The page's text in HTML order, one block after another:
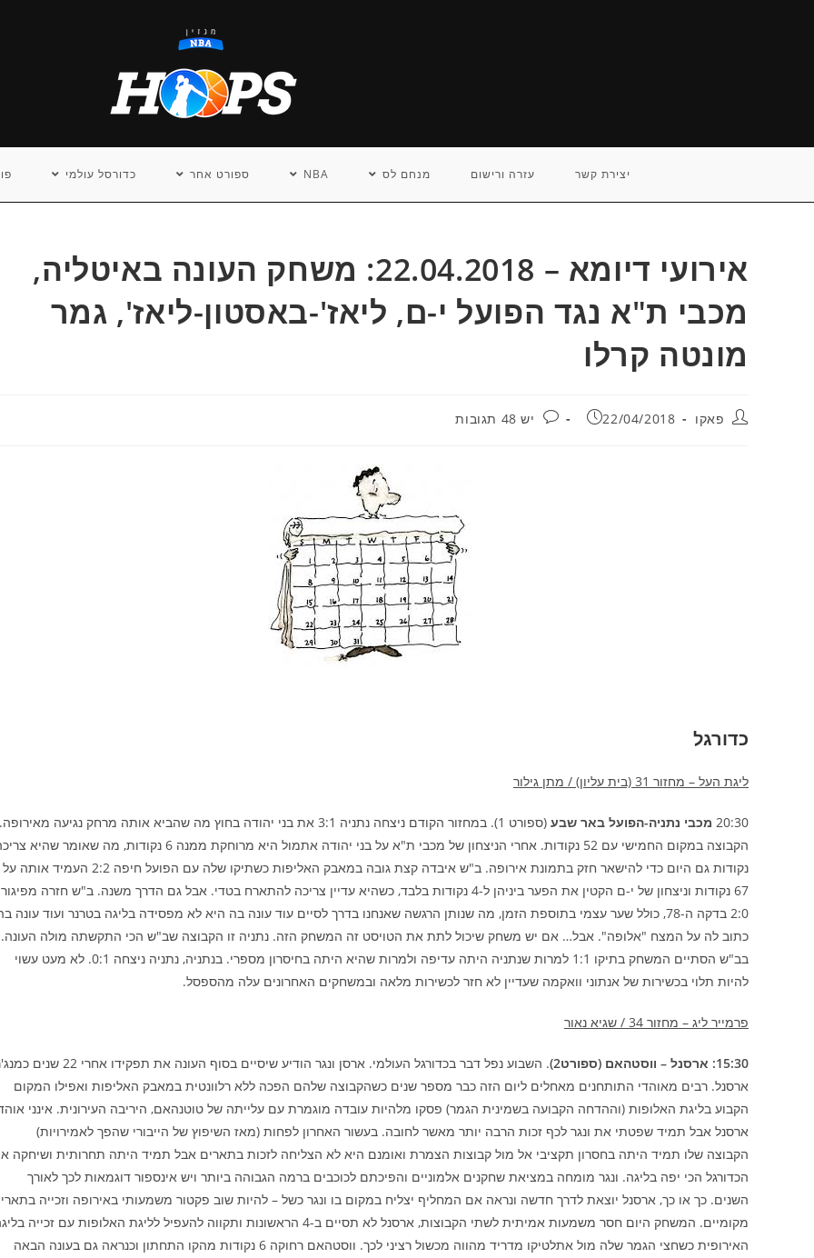
יצירת קשר עזרה ורישום מנחם לס NBA ספורט אחר כדורסל עולמי
אירועי דיומא – 22.04.2018: משחק העונה באיטליה,
מכבי ת"א נגד הפועל י-ם, ליאז'-באסטון-ליאז', גמר
מונטה קרלו
מחבר:
פאקו פורסם:
22/04/2018 תגובות:
יש 48 תגובות
כדורגל
ליגת העל – מחזור 31 (בית עליון) / מתן גילור
20:30 מכבי נתניה-הפועל באר שבע
(ספורט 1). במחזור הקודם ניצחה נתניה 3:1 את בני יהודה בחוץ מה שהביא אותה מרחק נגיעה מאירופה.
הקבוצה במקום החמישי עם 52 נקודות. אחרי הניצחון של מכבי ת"א על בני יהודה אתמול היא מרוחקת ממנה 6 נקודות, מה שאומר שהיא
נקודות גם היום כדי להישאר חזק בתמונת אירופה. ב"ש איבדה קצת גובה במאבק האליפות כשתיקו שלה עם הפועל חיפה 2:2 העמיד אותה על
67 נקודות וניצחון של י-ם הקטין את הפער ביניהן ל-4 נקודות בלבד, כשהיא עדיין צריכה להתארח בטדי. אבל גם הדרך משנה. ב"ש חזרה מפיגור
2:0 בדקה ה-78, כולל שער עצמי בתוספת הזמן, מה שנותן הרגשה שאנחנו בדרך לסיים עוד עונה בה היא לא מפסידה בליגה בטרנר ועוד עונה
כתוב לה על המצח "אלופה". אבל… אם יש משחק שיכול לתת את הטויסט זה המשחק הזה. נתניה זו הקבוצה שב"ש הכי התקשתה מולה העונה.
בב"ש הסתיים המשחק בתיקו 1:1 למרות שנתניה היתה עדיפה ולמרות שהיא היתה בחיסרון מספרי. בנתניה, נתניה ניצחה 0:1. לא מעט עשוי
להיות תלוי בכשירות של אנתוני וואקמה שעדיין לא חזר לכשירות מלאה ובמשחקים האחרונים עלה מהספסל.
פרמייר ליג – מחזור 34 / שגיא נאור
15:30: ארסנל – ווסטהאם (ספורט2)
. השבוע נפל דבר בכדורגל העולמי. ארסן ונגר הודיע שיסיים בסוף העונה את תפקידו אחרי
ארסנל. רבים מאוהדי התותחנים מאחלים ליום הזה כבר מספר שנים כשהקבוצה שלהם הפכה ללא רלוונטית במאבק האליפות ואפילו המקום
הקבוע בליגת האלופות (וההדחה הקבועה בשמינית הגמר) פסקו מלהיות עובדה מוגמרת עם עלייתה של טוטנהאם, היריבה העירונית. אינני
ארסנל אבל תמיד שפטתי את ונגר לכף זכות הרבה יותר מאשר לחובה. בעשור האחרון לפחות (מאז השיפוץ של הייבורי שהפך לאמירויות)
הקבוצה שלו תמיד היתה בחסרון תקציבי אל מול קבוצות הצמרת ואומנם היא לא הצליחה לזכות בתארים אבל תמיד היתה תחרותית ושיחקה
הכדורגל הכי יפה בליגה. ונגר מומחה במציאת שחקנים אלמוניים והפיכתם לכוכבים ברמה הגבוהה ביותר ויש אינספור דוגמאות לכך לאורך
השנים. כך או כך, ארסנל יוצאת לדרך חדשה ונראה אם המחליף יצליח במקום בו ונגר כשל – להיות שוב פקטור משמעותי באירופה וזכייה
מקומיים. המשחק היום חסר משמעות אמיתית לשתי הקבוצות, ארסנל לא תסיים ב-4 הראשונות ותקווה להעפיל לליגת האלופות עם זכייה
האירופית כשחצי הגמר שלה מול אתלטיקו מדריד מהווה מכשול רציני לכך. ווסטהאם רחוקה 6 נקודות מהקו התחתון וכנראה גם בעונה הבאה